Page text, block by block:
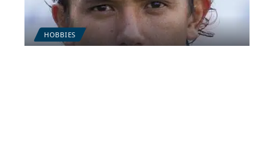
HOBBIES